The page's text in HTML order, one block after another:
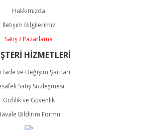
eksik bilgiler bulunuyor.
hatalar bulunuyor.
daha pahalı.
farklı alternatifler olmalı.
Gönder
Hakkımızda
İletişim Bilgilerimiz
Satış / Pazarlama
HİZMETLERİ
İade ve Değişim Şartları
Satış Sözleşmesi
Gizlilik ve Güvenlik
Bildirim Formu